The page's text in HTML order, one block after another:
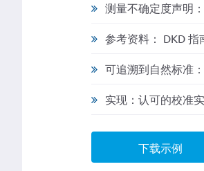
测量不确定度声明
参考资料： DKD
可追溯到自然标准
实现：认可的校准
下载示例